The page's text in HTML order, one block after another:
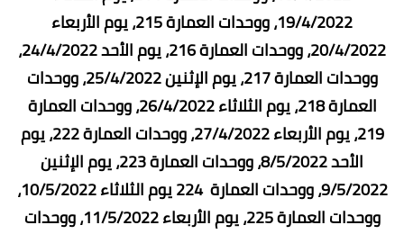
19/4/2022، ووحدات العمارة 215، يوم الأربعاء
20/4/2022، ووحدات العمارة 216، يوم الأحد 24/4/2022،
ووحدات العمارة 217، يوم الإثنين 25/4/2022، ووحدات
العمارة 218، يوم الثلاثاء 26/4/2022، ووحدات العمارة
219، يوم الأربعاء 27/4/2022، ووحدات العمارة 222، يوم
الأحد 8/5/2022، ووحدات العمارة 223، يوم الإثنين
9/5/2022، ووحدات العمارة 224 يوم الثلاثاء 10/5/2022،
ووحدات العمارة 225، يوم الأربعاء 11/5/2022، ووحدات